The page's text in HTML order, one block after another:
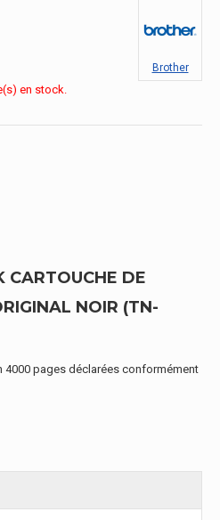
Brother
en stock.
CARTOUCHE DE
NOIR (TN-
4000 pages déclarées conformément